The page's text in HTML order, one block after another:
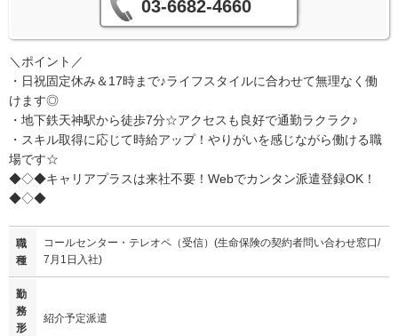
03-6682-4660
＼ポイント／
・日祝固定休み＆17時まで♪ライフスタイルに合わせて無理なく働
けます◎
・地下鉄天神駅から徒歩7分☆アクセスも良好で通勤ラクラク♪
・スキル取得に応じて時給アップ！やりがいを感じながら働ける職
場です☆
◆◇◆キャリアプラスは来社不要！Webでカンタン派遣登録OK！
◆◇◆
職
種
コールセンター・テレオペ（受信）(生命保険の契約者問い合わせ窓口/
7月1日入社)
勤
務
形
紹介予定派遣